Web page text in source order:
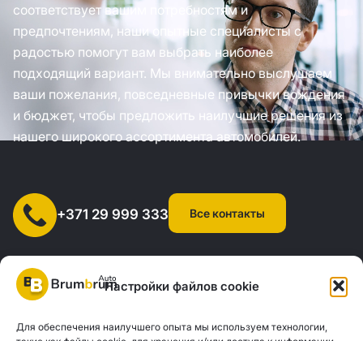
Настройки файлов cookie
Для обеспечения наилучшего опыта мы используем технологии,
соответствует вашим потребностям и
предпочтениям, наши опытные специалисты с
радостью помогут вам выбрать наиболее
подходящий вариант. Мы внимательно выслушаем
ваши пожелания, повседневные привычки вождения
и бюджет, чтобы предложить наилучшие решения из
нашего широкого ассортимента автомобилей.
+371 29 999 333 Все контакты
SIA "AUTOCLICK", рег. № 40203371960, адрес: ул. Мазюмправас